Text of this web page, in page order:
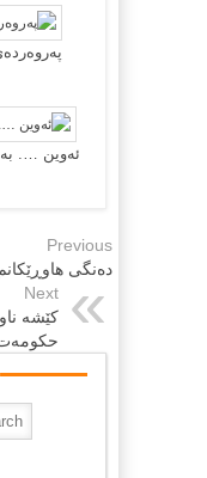
ئەوین ….
Previous
دەنگی
Next
کێشە